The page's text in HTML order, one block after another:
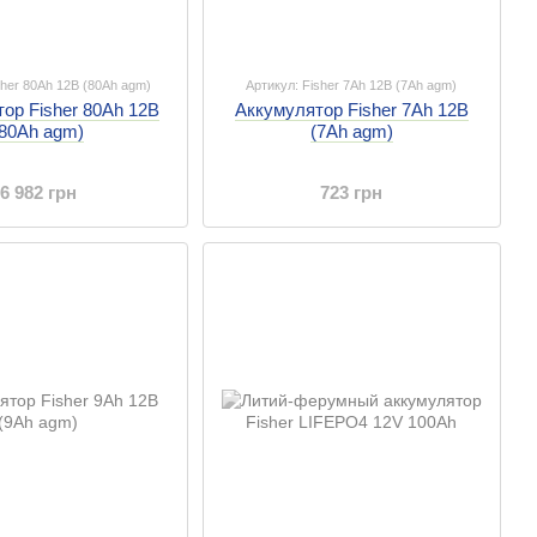
80Ah 12B (80Ah agm)
Fisher 80Ah 12B
agm)
6 982 грн
Артикул: Fisher 7Ah 12B (7Ah agm)
Аккумулятор Fisher 7Ah 12B
(7Ah agm)
723 грн